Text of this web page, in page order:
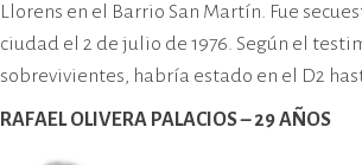
Llorens en el Barrio San Martín. Fue
ciudad el 2 de julio de 1976. Según el
sobrevivientes, habría estado en el D2
RAFAEL OLIVERA PALACIOS – 29 AÑOS